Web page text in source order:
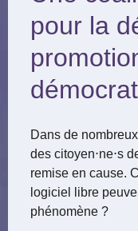
pour la
Dans de
des citoyen⋅ne⋅s
remise en cause.
logiciel libre
phénomène ?